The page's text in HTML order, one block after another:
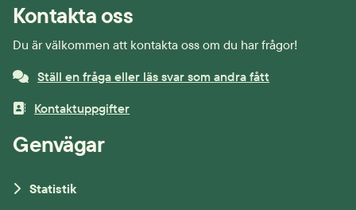
Kontakta oss
Du är välkommen att kontakta oss om du har frågor!
Ställ en fråga eller läs svar som andra fått
Kontaktuppgifter
Genvägar
Statistik